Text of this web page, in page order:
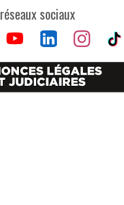
réseaux sociaux